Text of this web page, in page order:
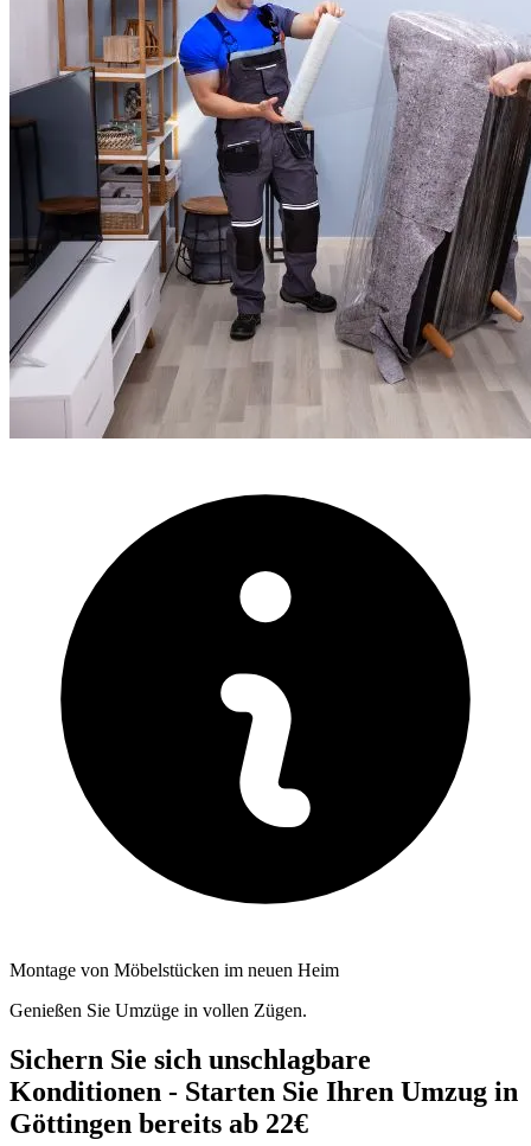
Montage von Möbelstücken im neuen Heim
Genießen Sie Umzüge in vollen Zügen.
Sichern Sie sich unschlagbare
Konditionen - Starten Sie Ihren Umzug in
Göttingen bereits ab 22€